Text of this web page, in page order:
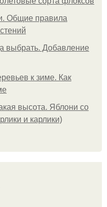
Общие правила
выбрать. Добавление
к зиме. Как
высота. Яблони со
и карлики)